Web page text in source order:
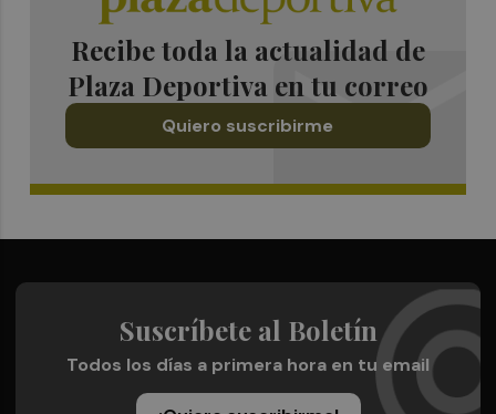
Recibe toda la actualidad de
Plaza Deportiva en tu correo
Quiero suscribirme
Suscríbete al Boletín
Todos los días a primera hora en tu email